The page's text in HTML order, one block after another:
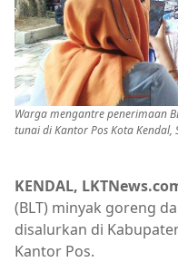
Warga mengantre penerimaan
tunai di Kantor Pos Kota Kendal,
KENDAL,
(BLT) minyak goreng
disalurkan di
Kantor Pos.